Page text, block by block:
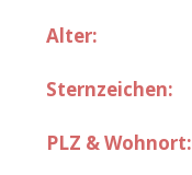
Alter:
Sternzeichen:
PLZ & Wohnort: